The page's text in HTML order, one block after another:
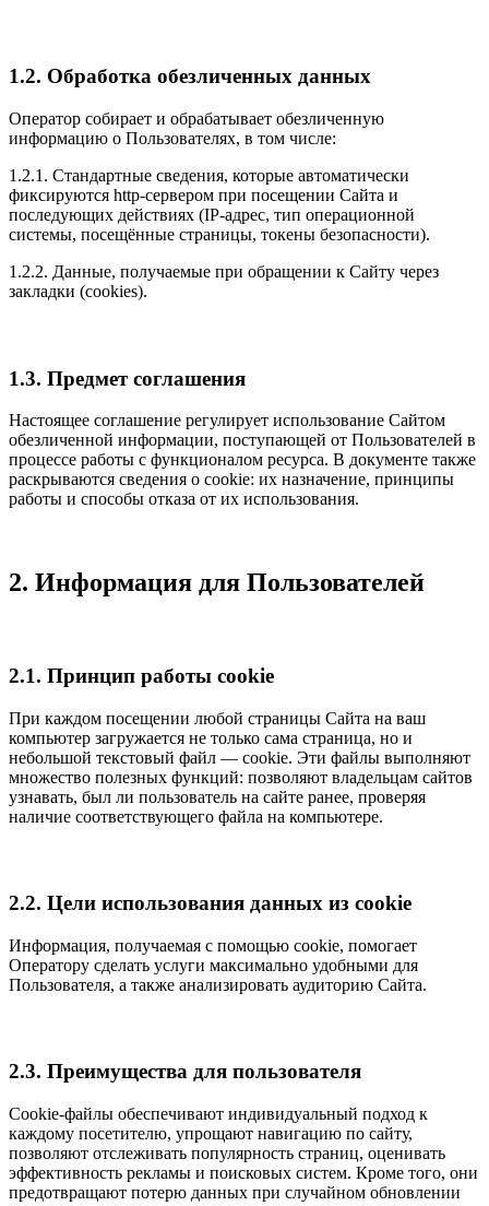
1.2. Обработка обезличенных данных
Оператор собирает и обрабатывает обезличенную
информацию о Пользователях, в том числе:
1.2.1. Стандартные сведения, которые автоматически
фиксируются http-сервером при посещении Сайта и
последующих действиях (IP-адрес, тип операционной
системы, посещённые страницы, токены безопасности).
1.2.2. Данные, получаемые при обращении к Сайту через
закладки (cookies).
1.3. Предмет соглашения
Настоящее соглашение регулирует использование Сайтом
обезличенной информации, поступающей от Пользователей в
процессе работы с функционалом ресурса. В документе также
раскрываются сведения о cookie: их назначение, принципы
работы и способы отказа от их использования.
2. Информация для Пользователей
2.1. Принцип работы cookie
При каждом посещении любой страницы Сайта на ваш
компьютер загружается не только сама страница, но и
небольшой текстовый файл — cookie. Эти файлы выполняют
множество полезных функций: позволяют владельцам сайтов
узнавать, был ли пользователь на сайте ранее, проверяя
наличие соответствующего файла на компьютере.
2.2. Цели использования данных из cookie
Информация, получаемая с помощью cookie, помогает
Оператору сделать услуги максимально удобными для
Пользователя, а также анализировать аудиторию Сайта.
2.3. Преимущества для пользователя
Cookie-файлы обеспечивают индивидуальный подход к
каждому посетителю, упрощают навигацию по сайту,
позволяют отслеживать популярность страниц, оценивать
эффективность рекламы и поисковых систем. Кроме того, они
предотвращают потерю данных при случайном обновлении